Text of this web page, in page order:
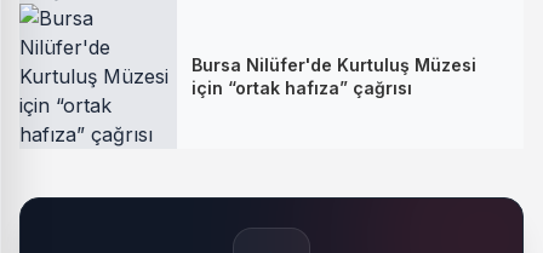
Bursa Nilüfer'de Kurtuluş Müzesi
için “ortak hafıza” çağrısı